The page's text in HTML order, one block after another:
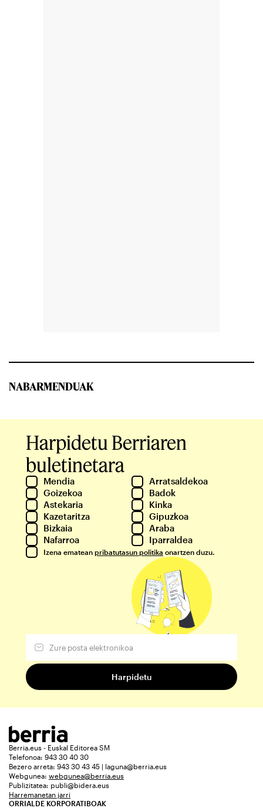
NABARMENDUAK
Harpidetu Berriaren
buletinetara
Mendia
Arratsaldekoa
Goizekoa
Badok
Astekaria
Kinka
Kazetaritza
Gipuzkoa
Bizkaia
Araba
Nafarroa
Iparraldea
Izena ematean pribatutasun politika onartzen duzu.
Berria.eus - Euskal Editorea SM
Telefonoa: 943 30 40 30
Bezero arreta: 943 30 43 45 | laguna@berria.eus
Webgunea: webgunea@berria.eus
Publizitatea: publi@bidera.eus
Harremanetan jarri
ORRIALDE KORPORATIBOAK